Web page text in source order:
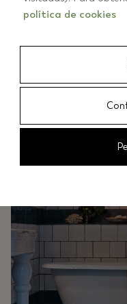
política de cookies